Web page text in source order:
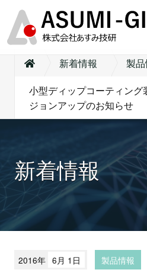
新着情報
製
小型ディップコーティング
ジョンアップのお知らせ
新着情報
2016年 6月 1日 製品情報